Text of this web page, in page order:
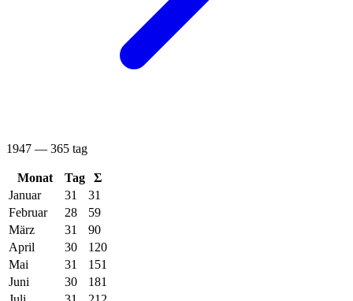
1947 — 365 tag
Monat Tag
Σ
Januar
31
31
Februar
28
59
März
31
90
April
30
120
Mai
31
151
Juni
30
181